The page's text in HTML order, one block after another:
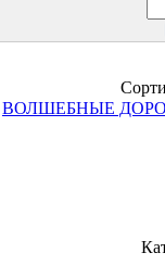
ВОЛШЕБНЫЕ